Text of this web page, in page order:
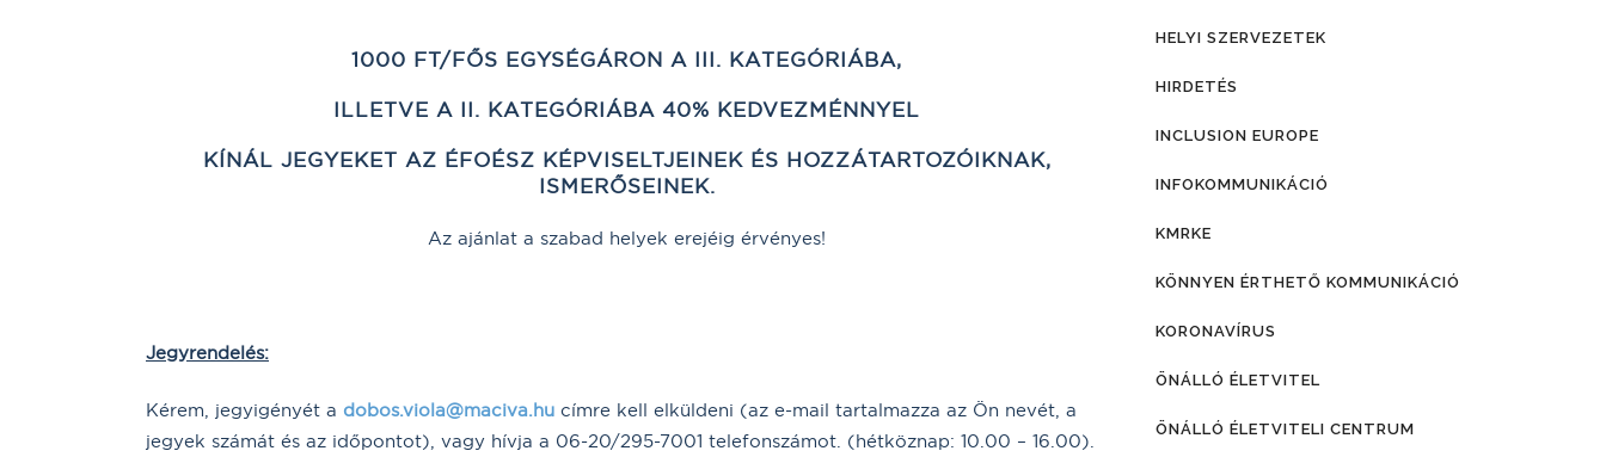
1000 FT/FŐS EGYSÉGÁRON A III. KATEGÓRIÁBA,
ILLETVE A II. KATEGÓRIÁBA 40% KEDVEZMÉNNYEL
KÍNÁL JEGYEKET AZ ÉFOÉSZ KÉPVISELTJEINEK ÉS HOZZÁTARTOZÓIKNAK,
ISMERŐSEINEK.
Az ajánlat a szabad helyek erejéig érvényes!
Jegyrendelés:
Kérem, jegyigényét a dobos.viola@maciva.hu címre kell elküldeni (az e-mail tartalmazza az Ön nevét, a
jegyek számát és az időpontot), vagy hívja a 06-20/295-7001 telefonszámot. (hétköznap: 10.00 – 16.00).
HELYI SZERVEZETEK
HIRDETÉS
INCLUSION EUROPE
INFOKOMMUNIKÁCIÓ
KMRKE
KÖNNYEN ÉRTHETŐ KOMMUNIKÁCIÓ
KORONAVÍRUS
ÖNÁLLÓ ÉLETVITEL
ÖNÁLLÓ ÉLETVITELI CENTRUM